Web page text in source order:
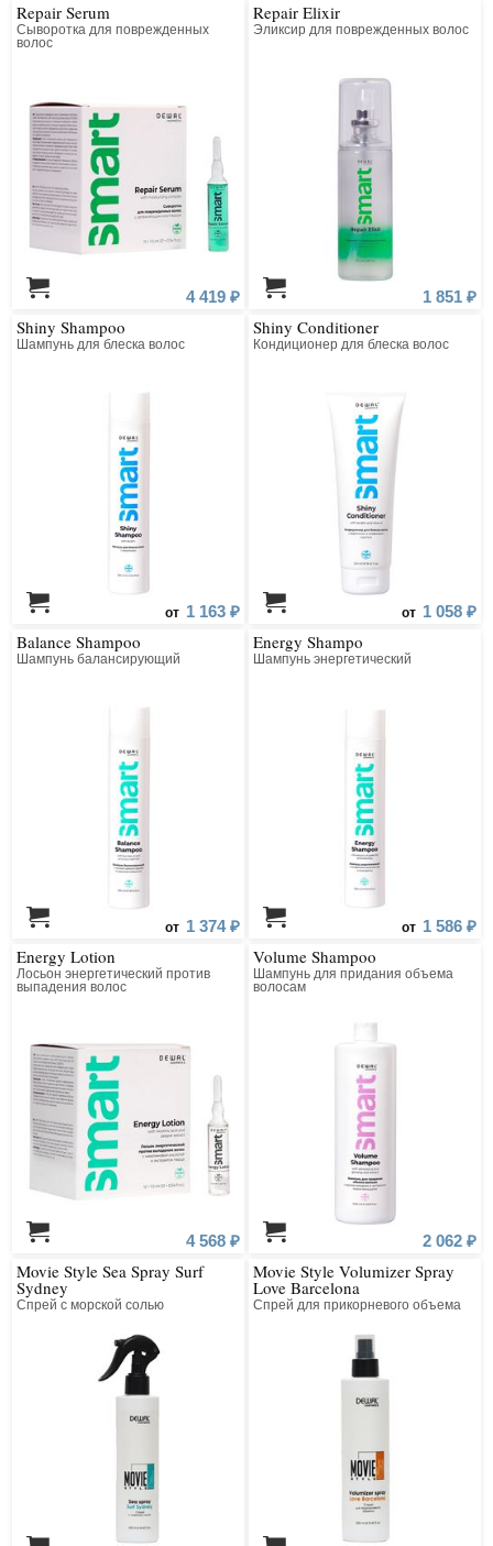
Repair Serum
Сыворотка для поврежденных
волос
4 419 ₽
Repair Elixir
Эликсир для поврежденных волос
1 851 ₽
Shiny Shampoo
Шампунь для блеска волос
от 1 163 ₽
Shiny Conditioner
Кондиционер для блеска волос
от 1 058 ₽
Balance Shampoo
Шампунь балансирующий
от 1 374 ₽
Energy Shampo
Шампунь энергетический
от 1 586 ₽
Energy Lotion
Лосьон энергетический против
выпадения волос
4 568 ₽
Volume Shampoo
Шампунь для придания объема
волосам
2 062 ₽
Movie Style Sea Spray Surf
Sydney
Спрей с морской солью
Movie Style Volumizer Spray
Love Barcelona
Спрей для прикорневого объема